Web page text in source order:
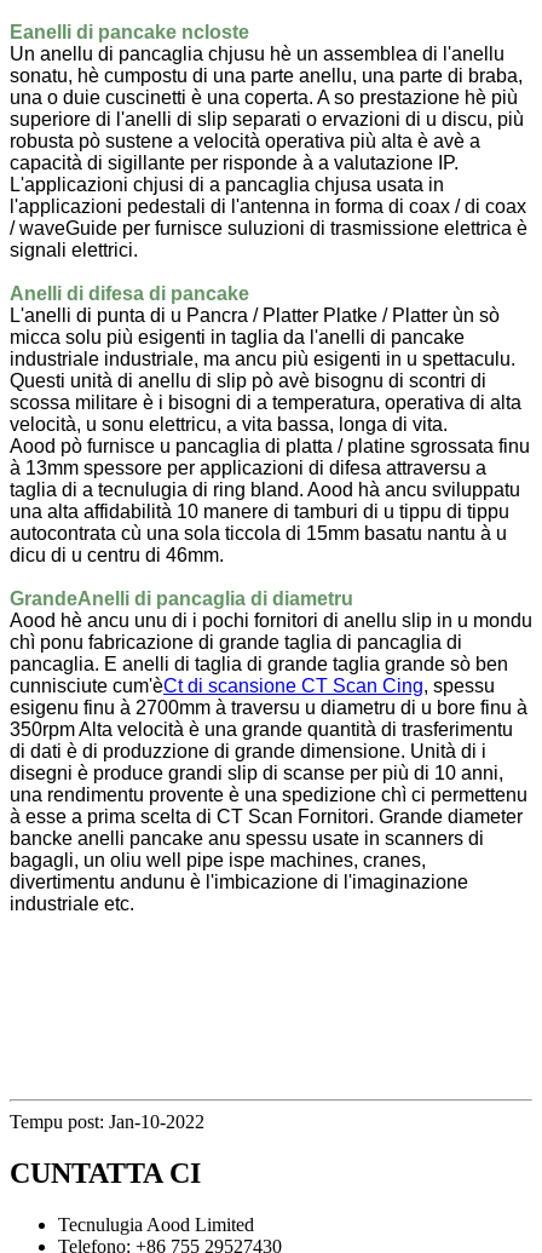
Eanelli di pancake ncloste
Un anellu di pancaglia chjusu hè un assemblea di l'anellu
sonatu, hè cumpostu di una parte anellu, una parte di braba,
una o duie cuscinetti è una coperta. A so prestazione hè più
superiore di l'anelli di slip separati o ervazioni di u discu, più
robusta pò sustene a velocità operativa più alta è avè a
capacità di sigillante per risponde à a valutazione IP.
L'applicazioni chjusi di a pancaglia chjusa usata in
l'applicazioni pedestali di l'antenna in forma di coax / di coax
/ waveGuide per furnisce suluzioni di trasmissione elettrica è
signali elettrici.
Anelli di difesa di pancake
L'anelli di punta di u Pancra / Platter Platke / Platter ùn sò
micca solu più esigenti in taglia da l'anelli di pancake
industriale industriale, ma ancu più esigenti in u spettaculu.
Questi unità di anellu di slip pò avè bisognu di scontri di
scossa militare è i bisogni di a temperatura, operativa di alta
velocità, u sonu elettricu, a vita bassa, longa di vita.
Aood pò furnisce u pancaglia di platta / platine sgrossata finu
à 13mm spessore per applicazioni di difesa attraversu a
taglia di a tecnulugia di ring bland. Aood hà ancu sviluppatu
una alta affidabilità 10 manere di tamburi di u tippu di tippu
autocontrata cù una sola ticcola di 15mm basatu nantu à u
dicu di u centru di 46mm.
GrandeAnelli di pancaglia di diametru
Aood hè ancu unu di i pochi fornitori di anellu slip in u mondu
chì ponu fabricazione di grande taglia di pancaglia di
pancaglia. E anelli di taglia di grande taglia grande sò ben
cunnisciute cum'èCt di scansione CT Scan Cing, spessu
esigenu finu à 2700mm à traversu u diametru di u bore finu à
350rpm Alta velocità è una grande quantità di trasferimentu
di dati è di produzzione di grande dimensione. Unità di i
disegni è produce grandi slip di scanse per più di 10 anni,
una rendimentu provente è una spedizione chì ci permettenu
à esse a prima scelta di CT Scan Fornitori. Grande diameter
bancke anelli pancake anu spessu usate in scanners di
bagagli, un oliu well pipe ispe machines, cranes,
divertimentu andunu è l'imbicazione di l'imaginazione
industriale etc.
Tempu post: Jan-10-2022
CUNTATTA CI
Tecnulugia Aood Limited
Telefono: +86 755 29527430